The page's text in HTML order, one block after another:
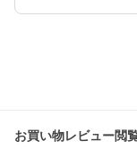
お買い物レビュー閲